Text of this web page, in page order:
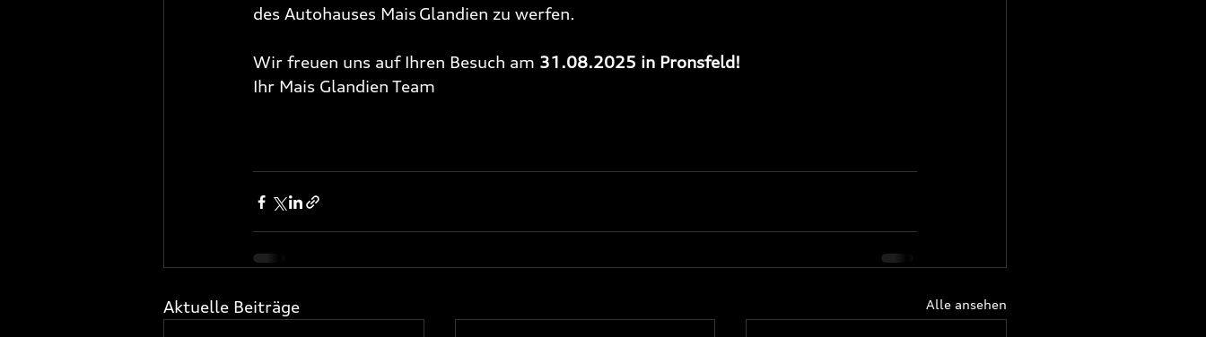
des Autohauses Mais Glandien zu werfen.
Wir freuen uns auf Ihren Besuch am 31.08.2025 in Pronsfeld!
Ihr Mais Glandien Team
Aktuelle Beiträge Alle ansehen